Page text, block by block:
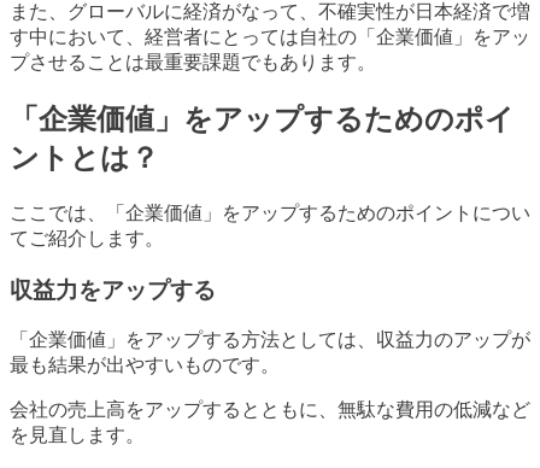
また、グローバルに経済がなって、不確実性が日本経済で増
す中において、経営者にとっては自社の「企業価値」をアッ
プさせることは最重要課題でもあります。
「企業価値」をアップするためのポイ
ントとは？
ここでは、「企業価値」をアップするためのポイントについ
てご紹介します。
収益力をアップする
「企業価値」をアップする方法としては、収益力のアップが
最も結果が出やすいものです。
会社の売上高をアップするとともに、無駄な費用の低減など
を見直します。